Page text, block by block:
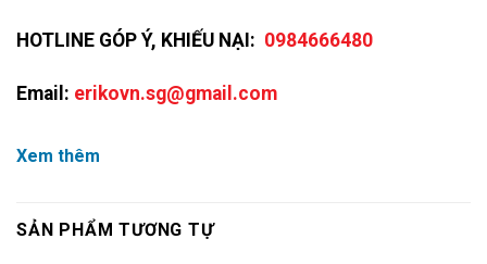
HOTLINE GÓP Ý, KHIẾU NẠI: 0984666480
Email: erikovn.sg@gmail.com
Xem thêm
SẢN PHẨM TƯƠNG TỰ